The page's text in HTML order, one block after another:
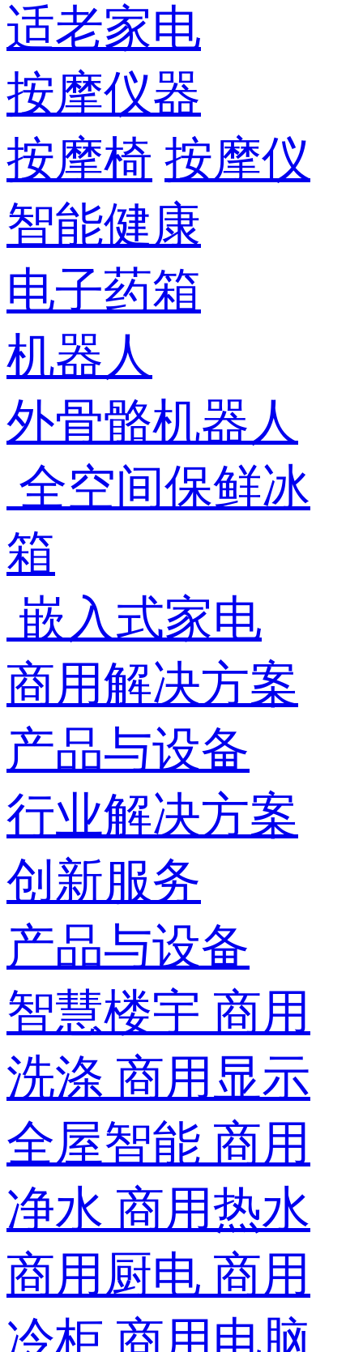
适老家电
按摩仪器
按摩椅 按摩仪
智能健康
电子药箱
机器人
外骨骼机器人
全空间保鲜冰
箱
嵌入式家电
商用解决方案
产品与设备
行业解决方案
创新服务
产品与设备
智慧楼宇 商用
洗涤 商用显示
全屋智能 商用
净水 商用热水
商用厨电 商用
冷柜 商用电脑